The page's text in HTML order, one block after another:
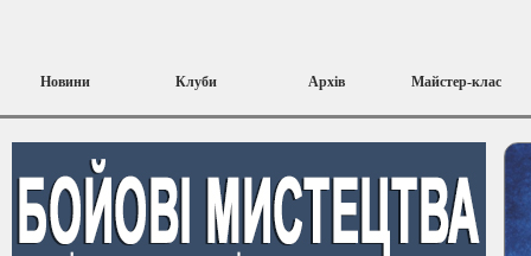
Новини Клуби Архів Майстер-клас